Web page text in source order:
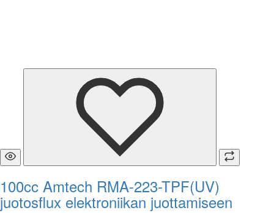
100cc Amtech RMA-223-TPF(UV)
juotosflux elektroniikan juottamiseen